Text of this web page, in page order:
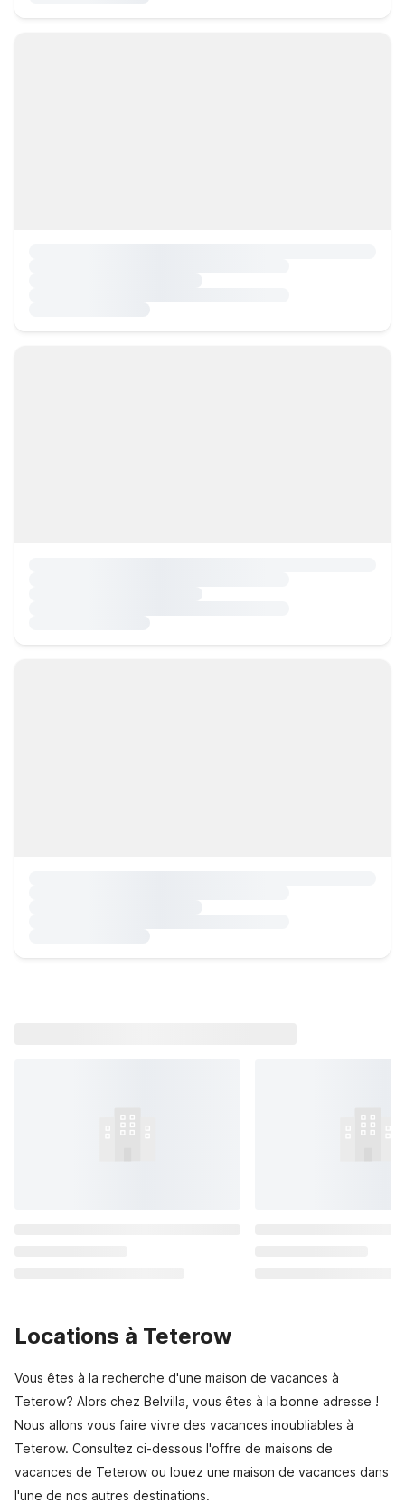
Locations à Teterow
Vous êtes à la recherche d'une maison de vacances à
Teterow? Alors chez Belvilla, vous êtes à la bonne adresse !
Nous allons vous faire vivre des vacances inoubliables à
Teterow. Consultez ci-dessous l'offre de maisons de
vacances de Teterow ou louez une maison de vacances dans
l'une de nos autres destinations.